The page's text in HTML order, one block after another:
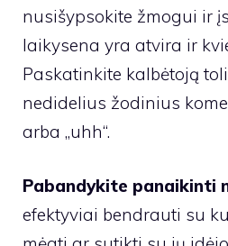
nusišypsokite žmogui ir
laikysena yra atvira ir
Paskatinkite kalbėtoją
nedidelius žodinius
arba „uhh“.
Pabandykite panaikinti
efektyviai bendrauti su